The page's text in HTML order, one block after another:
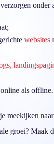
onder
websites
als offline.
meekijken
groei? Maak